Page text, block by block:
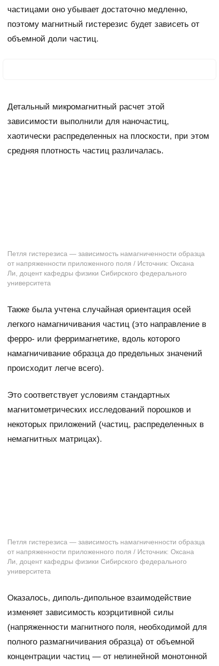
частицами оно убывает достаточно медленно,
поэтому магнитный гистерезис будет зависеть от
объемной доли частиц.
Детальный микромагнитный расчет этой
зависимости выполнили для наночастиц,
хаотически распределенных на плоскости, при этом
средняя плотность частиц различалась.
Петля гистерезиса — зависимость намагниченности образца
от напряженности приложенного поля / Источник: Оксана
Ли, доцент кафедры физики Сибирского федерального
университета
Также была учтена случайная ориентация осей
легкого намагничивания частиц (это направление в
ферро- или ферримагнетике, вдоль которого
намагничивание образца до предельных значений
происходит легче всего).
Это соответствует условиям стандартных
магнитометрических исследований порошков и
некоторых приложений (частиц, распределенных в
немагнитных матрицах).
Петля гистерезиса — зависимость намагниченности образца
от напряженности приложенного поля / Источник: Оксана
Ли, доцент кафедры физики Сибирского федерального
университета
Оказалось, диполь-дипольное взаимодействие
изменяет зависимость коэрцитивной силы
(напряженности магнитного поля, необходимой для
полного размагничивания образца) от объемной
концентрации частиц — от нелинейной монотонной